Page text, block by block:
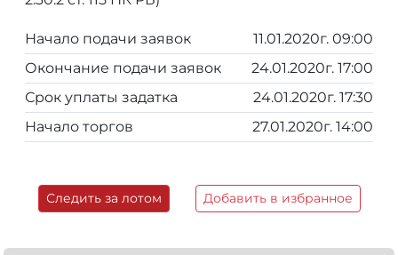
Начало подачи заявок
11.01.2020г. 09:00
Окончание подачи заявок
24.01.2020г. 17:00
Срок уплаты задатка
24.01.2020г. 17:30
Начало торгов
27.01.2020г. 14:00
Следить за лотом Добавить в избранное